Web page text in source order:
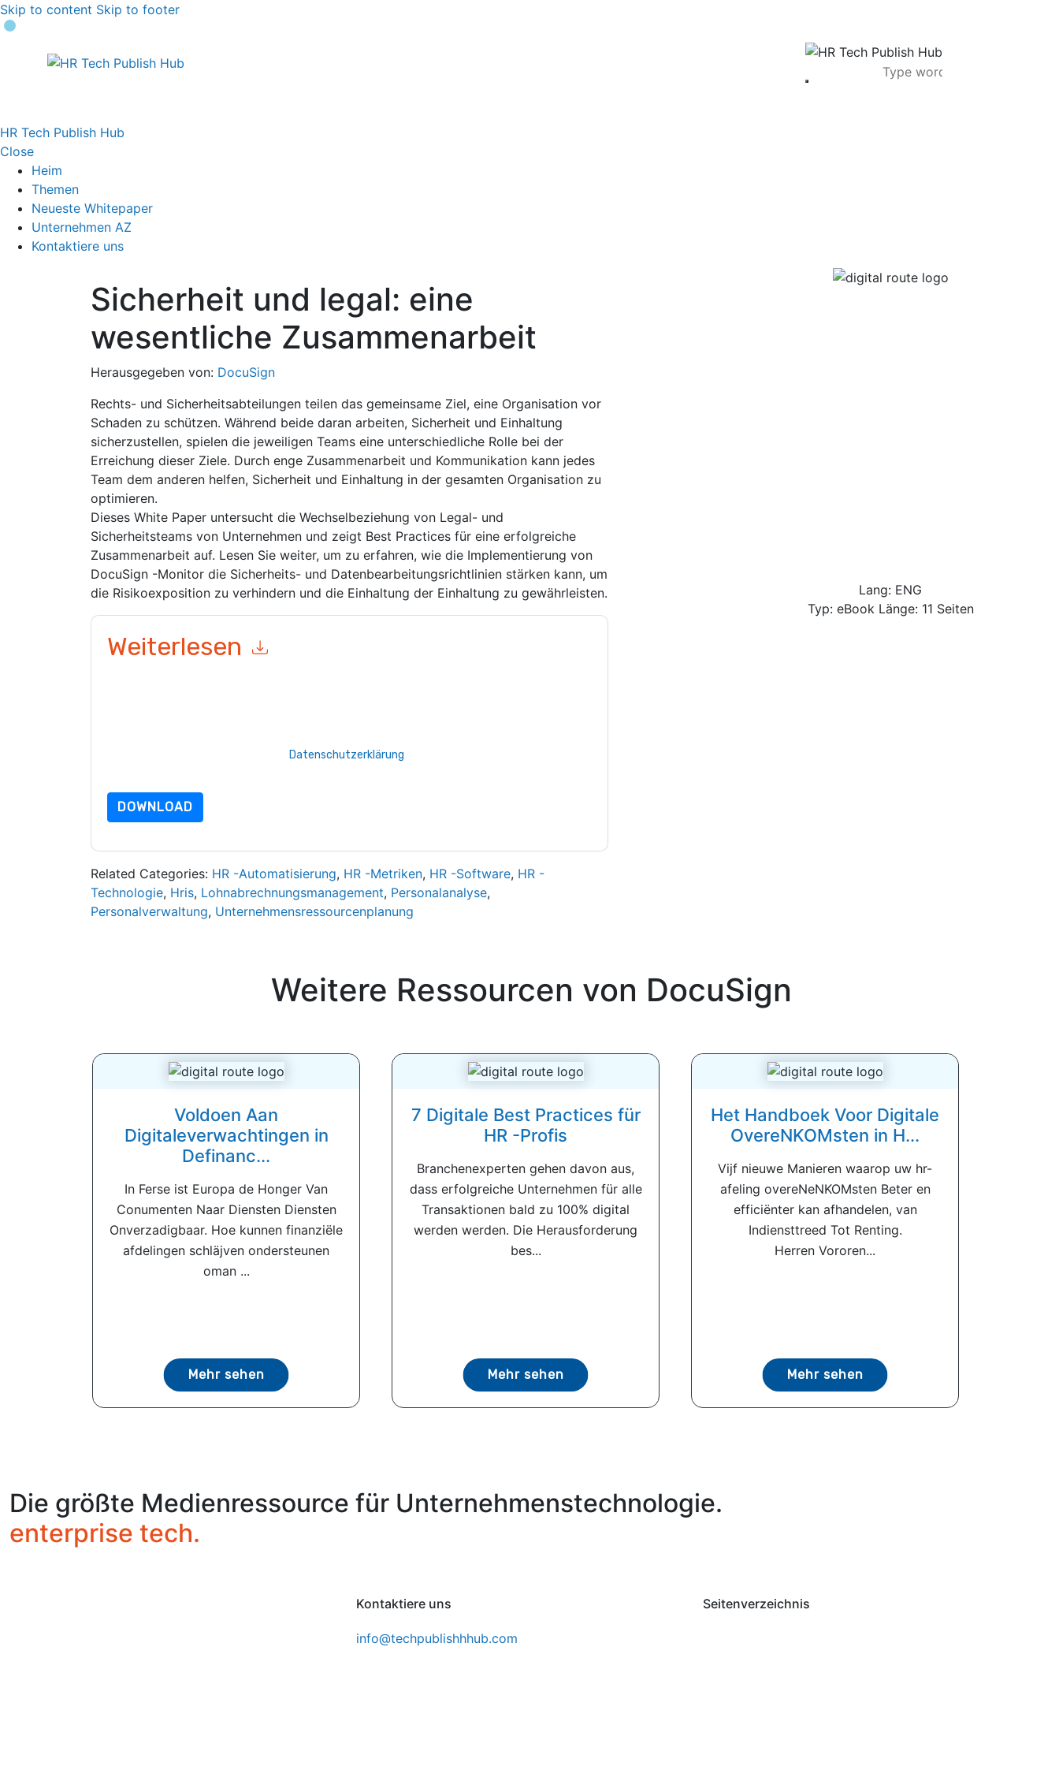
Skip to content Skip to footer
HR Tech Publish Hub
Close
Heim
Themen
Neueste Whitepaper
Unternehmen AZ
Kontaktiere uns
Sicherheit und legal: eine
wesentliche Zusammenarbeit
Herausgegeben von: DocuSign
Rechts- und Sicherheitsabteilungen teilen das gemeinsame Ziel, eine Organisation vor
Schaden zu schützen. Während beide daran arbeiten, Sicherheit und Einhaltung
sicherzustellen, spielen die jeweiligen Teams eine unterschiedliche Rolle bei der
Erreichung dieser Ziele. Durch enge Zusammenarbeit und Kommunikation kann jedes
Team dem anderen helfen, Sicherheit und Einhaltung in der gesamten Organisation zu
optimieren.
Dieses White Paper untersucht die Wechselbeziehung von Legal- und
Sicherheitsteams von Unternehmen und zeigt Best Practices für eine erfolgreiche
Zusammenarbeit auf. Lesen Sie weiter, um zu erfahren, wie die Implementierung von
DocuSign -Monitor die Sicherheits- und Datenbearbeitungsrichtlinien stärken kann, um
die Risikoexposition zu verhindern und die Einhaltung der Einhaltung zu gewährleisten.
Weiterlesen
Datenschutzerklärung
DOWNLOAD
Related Categories: HR -Automatisierung, HR -Metriken, HR -Software, HR -
Technologie, Hris, Lohnabrechnungsmanagement, Personalanalyse,
Personalverwaltung, Unternehmensressourcenplanung
Lang: ENG
Typ: eBook Länge: 11 Seiten
Weitere Ressourcen von DocuSign
Voldoen Aan
Digitaleverwachtingen in
Definanc...
In Ferse ist Europa de Honger Van
Conumenten Naar Diensten Diensten
Onverzadigbaar. Hoe kunnen finanziële
afdelingen schläjven ondersteunen
oman ...
Mehr sehen
7 Digitale Best Practices für
HR -Profis
Branchenexperten gehen davon aus,
dass erfolgreiche Unternehmen für alle
Transaktionen bald zu 100% digital
werden werden. Die Herausforderung
bes...
Mehr sehen
Het Handboek Voor Digitale
OvereNKOMsten in H...
Vijf nieuwe Manieren waarop uw hr-
afeling overeNeNKOMsten Beter en
efficiënter kan afhandelen, van
Indiensttreed Tot Renting.
Herren Vororen...
Mehr sehen
Die größte Medienressource für Unternehmenstechnologie.
enterprise tech.
Kontaktiere uns
info@techpublishhhub.com
Seitenverzeichnis